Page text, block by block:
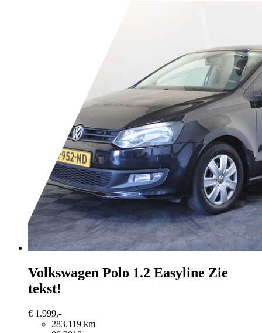
Volkswagen Polo 1.2 Easyline Zie
tekst!
€ 1.999,-
283.119 km